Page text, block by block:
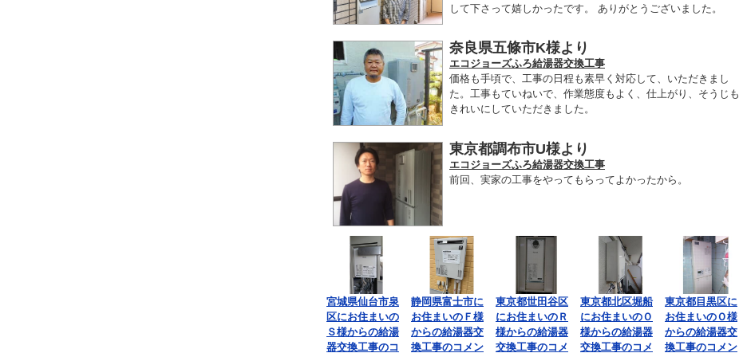
して下さって嬉しかったです。 ありがとうございました。
奈良県五條市K様より
エコジョーズふろ給湯器交換工事
価格も手頃で、工事の日程も素早く対応して、いただきまし
た。工事もていねいで、作業態度もよく、仕上がり、そうじも
きれいにしていただきました。
東京都調布市U様より
エコジョーズふろ給湯器交換工事
前回、実家の工事をやってもらってよかったから。
宮城県仙台市泉
区にお住まいの
Ｓ様からの給湯
器交換工事のコ
静岡県富士市に
お住まいのＦ様
からの給湯器交
換工事のコメン
東京都世田谷区
にお住まいのＲ
様からの給湯器
交換工事のコメ
東京都北区堀船
にお住まいのＯ
様からの給湯器
交換工事のコメ
東京都目黒区に
お住まいのＯ様
からの給湯器交
換工事のコメン